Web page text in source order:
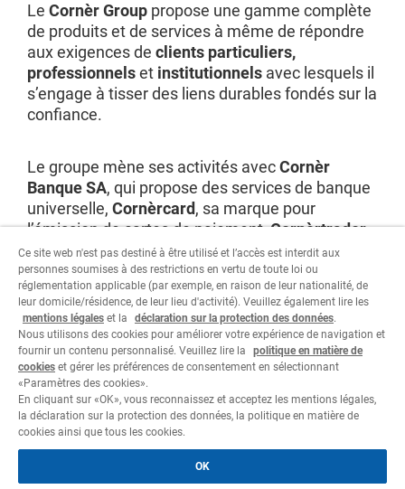
Le Cornèr Group propose une gamme complète
de produits et de services à même de répondre
aux exigences de clients particuliers,
professionnelset institutionnels avec lesquels il
s’engage à tisser des liens durables fondés sur la
confiance.
Le groupe mène ses activités avecCornèr
Banque SA, qui propose des services de banque
universelle, Cornèrcard, sa marque pour
l’émission de cartes de paiement,Cornèrtrader,
sa plate-forme de trading en ligne, sans oublier
ses filiales qui viennent compléter son offre de
services financiers à l’échelle internationale.
Visitez le site
Informations juridiques
Déclaration sur la protection des données
Ce site web n'est pas destiné à être utilisé et l’accès est interdit aux
personnes soumises à des restrictions en vertu de toute loi ou
réglementation applicable (par exemple, en raison de leur nationalité, de
leur domicile/résidence, de leur lieu d'activité). Veuillez également lire les
mentions légales et la déclaration sur la protection des données.
Nous utilisons des cookies pour améliorer votre expérience de navigation et
fournir un contenu personnalisé. Veuillez lire la
politique en matière de
cookies et gérer les préférences de consentement en sélectionnant
«Paramètres des cookies».
En cliquant sur «OK», vous reconnaissez et acceptez les mentions légales,
la déclaration sur la protection des données, la politique en matière de
cookies ainsi que tous les cookies.
OK